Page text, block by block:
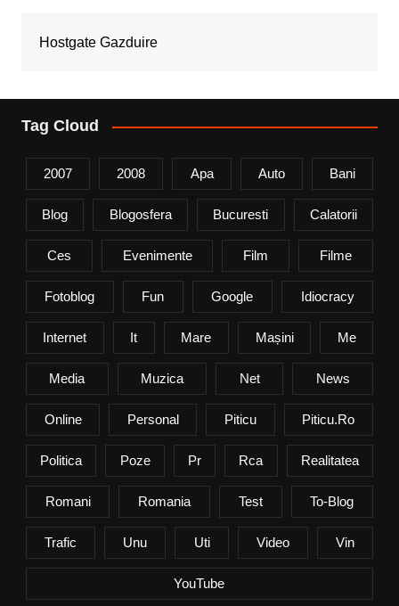
Hostgate Gazduire
Tag Cloud
2007 2008 Apa Auto Bani
Blog Blogosfera Bucuresti Calatorii
Ces Evenimente Film Filme
Fotoblog Fun Google Idiocracy
Internet It Mare Mașini Me
Media Muzica Net News
Online Personal Piticu Piticu.ro
Politica Poze Pr Rca Realitatea
Romani Romania Test To-Blog
Trafic Unu Uti Video Vin
YouTube